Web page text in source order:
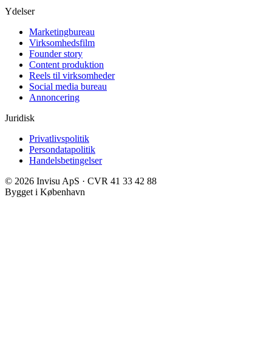
Ydelser
Marketingbureau
Virksomhedsfilm
Founder story
Content produktion
Reels til virksomheder
Social media bureau
Annoncering
Juridisk
Privatlivspolitik
Persondatapolitik
Handelsbetingelser
© 2026 Invisu ApS · CVR 41 33 42 88
Bygget i København